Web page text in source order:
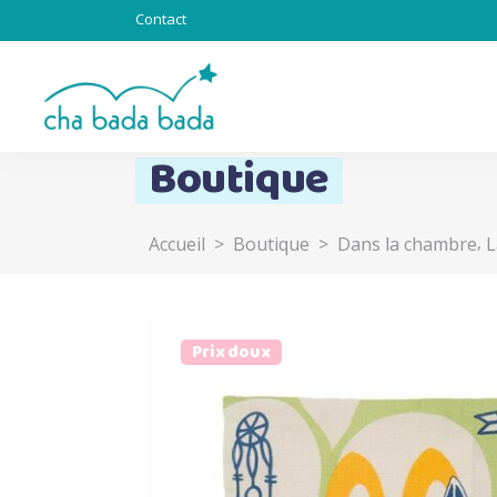
Contact
Totebag & Goodies
Totem
Z’ani-mots
Boutique
Accueil > Boutique > Dans la chambre,
Prix doux